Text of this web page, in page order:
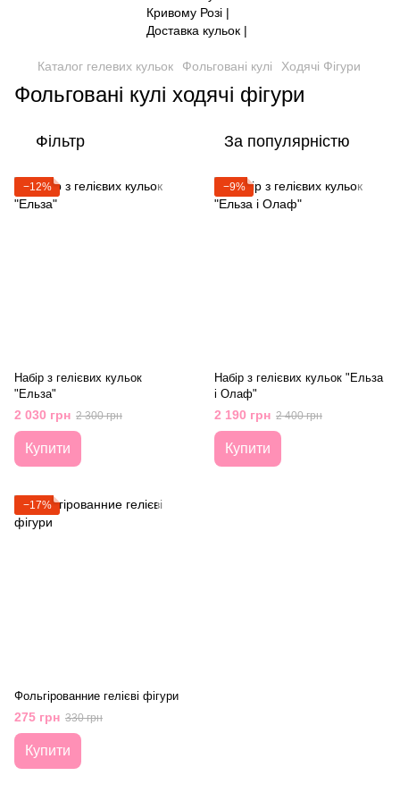
Каталог гелевих кульок Фольговані кулі Ходячі Фігури
Фольговані кулі ходячі фігури
Фільтр За популярністю
−12%
Набір з гелієвих кульок
"Ельза"
2 030 грн 2 300 грн
Купити
−9%
Набір з гелієвих кульок "Ельза
і Олаф"
2 190 грн 2 400 грн
Купити
−17%
Фольгірованние гелієві фігури
275 грн 330 грн
Купити